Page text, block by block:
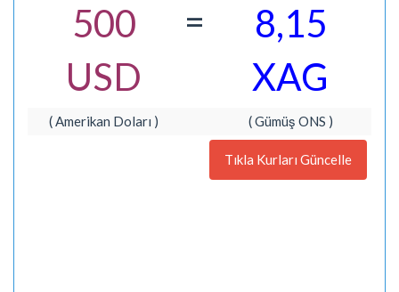
500
USD
=
8,15
XAG
( Amerikan Doları ) ( Gümüş ONS )
Tıkla Kurları Güncelle